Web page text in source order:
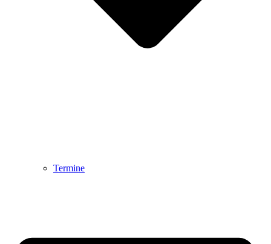
Termine